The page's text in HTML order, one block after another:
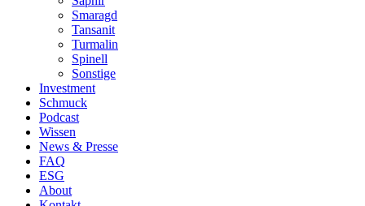
Smaragd
Tansanit
Turmalin
Spinell
Sonstige
Investment
Schmuck
Podcast
Wissen
News & Presse
FAQ
ESG
About